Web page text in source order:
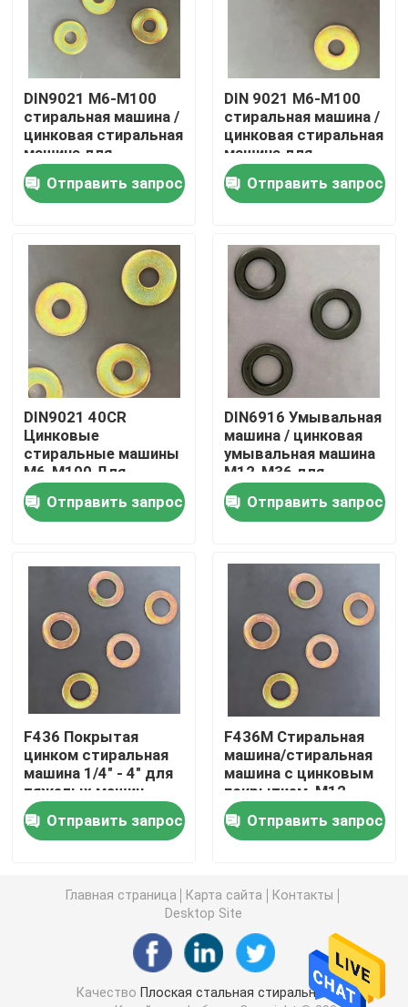
О Компании
Контакты
Продукция
Плоская стальная стиральная машина
Стертые стальные стиральные машины
Структурные стальные стиральные машины
Тяжелая стиральная машина
Стержни для мытья
Гальванизированная стиральная машина
Машины высокой прочности
Стеклянные стиральные машины
Нестандартные стиральные машины
DIN9021 M6-M100
стиральная машина /
цинковая стиральная
машина для
тяжелых машин
Отправить запрос
DIN 9021 M6-M100
стиральная машина /
цинковая стиральная
машина для
инфраструктурных
проектов
Отправить запрос
DIN9021 40CR
Цинковые
стиральные машины
M6-M100 Для
инфраструктурных
проектов
Отправить запрос
DIN6916 Умывальная
машина / цинковая
умывальная машина
M12-M36 для
общего
производства
Отправить запрос
F436 Покрытая
цинком стиральная
машина 1/4" - 4" для
тяжелых машин
Отправить запрос
F436M Стиральная
машина/стиральная
машина с цинковым
покрытием, M12-
M100
Отправить запрос
Главная страница Карта сайта
Контакты
Desktop Site
Качество Плоская стальная стиральная